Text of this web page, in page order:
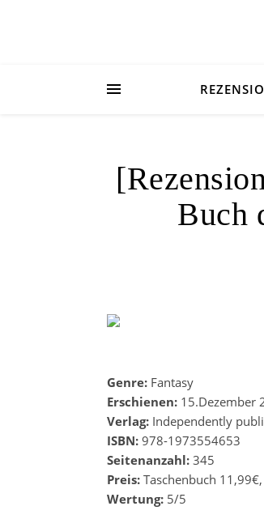
Buch
Genre: Fantasy
Erschienen: 15.Dezember
Verlag: Independently
ISBN: 978-1973554653
Seitenanzahl: 345
Preis: Taschenbuch
Wertung: 5/5